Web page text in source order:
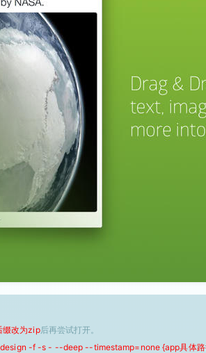
缀改为zip后再尝试打开。
-f -s - --deep --timestamp=none {app具体路